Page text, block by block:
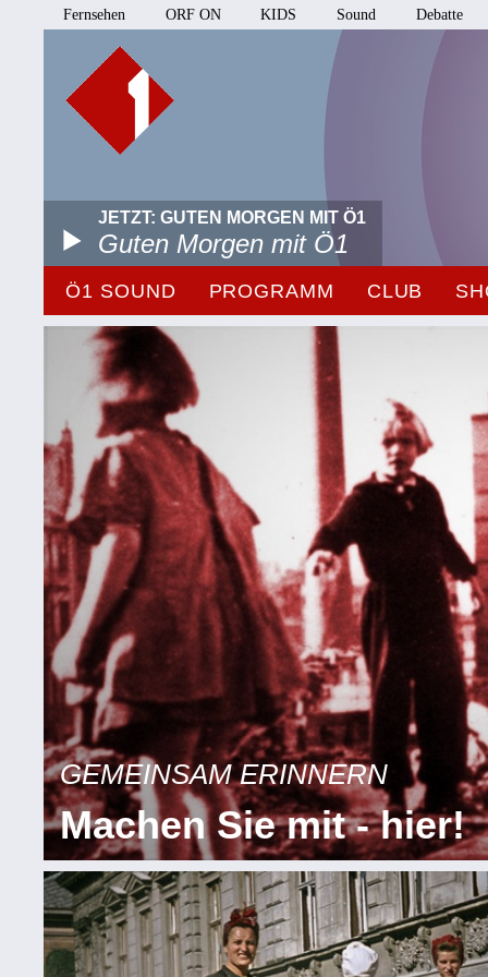
Fernsehen ORF ON KIDS Sound Debatte
JETZT: GUTEN MORGEN MIT Ö1
Guten Morgen mit Ö1
Ö1 SOUND PROGRAMM CLUB
GEMEINSAM ERINNERN
Machen Sie mit - hier!